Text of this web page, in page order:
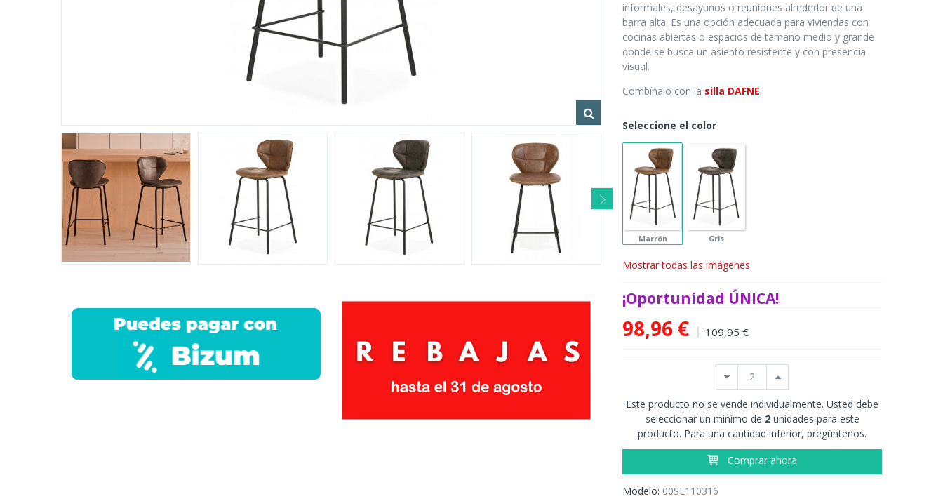
informales, desayunos o reuniones alrededor de una
barra alta. Es una opción adecuada para viviendas con
cocinas abiertas o espacios de tamaño medio y grande
donde se busca un asiento resistente y con presencia
visual.
Combínalo con la silla DAFNE.
Seleccione el color
Marrón Gris
Mostrar todas las imágenes
¡Oportunidad ÚNICA!
98,96 € 109,95 €
Este producto no se vende individualmente. Usted debe
seleccionar un mínimo de 2unidades para este
producto. Para una cantidad inferior, pregúntenos.
Comprar ahora
Modelo: 00SL110316